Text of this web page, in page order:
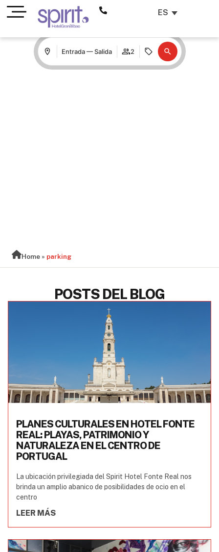
ES
Entrada — Salida 2
Home » parking
POSTS DEL BLOG
PLANES CULTURALES EN HOTEL FONTE
REAL: PLAYAS, PATRIMONIO Y
NATURALEZA EN EL CENTRO DE
PORTUGAL
La ubicación privilegiada del Spirit Hotel Fonte Real nos
brinda un amplio abanico de posibilidades de ocio en el
centro
LEER MÁS